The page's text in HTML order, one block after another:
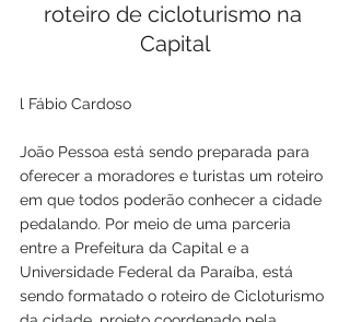
roteiro de cicloturismo na
Capital
l Fábio Cardoso
João Pessoa está sendo preparada para
oferecer a moradores e turistas um roteiro
em que todos poderão conhecer a cidade
pedalando. Por meio de uma parceria
entre a Prefeitura da Capital e a
Universidade Federal da Paraíba, está
sendo formatado o roteiro de Cicloturismo